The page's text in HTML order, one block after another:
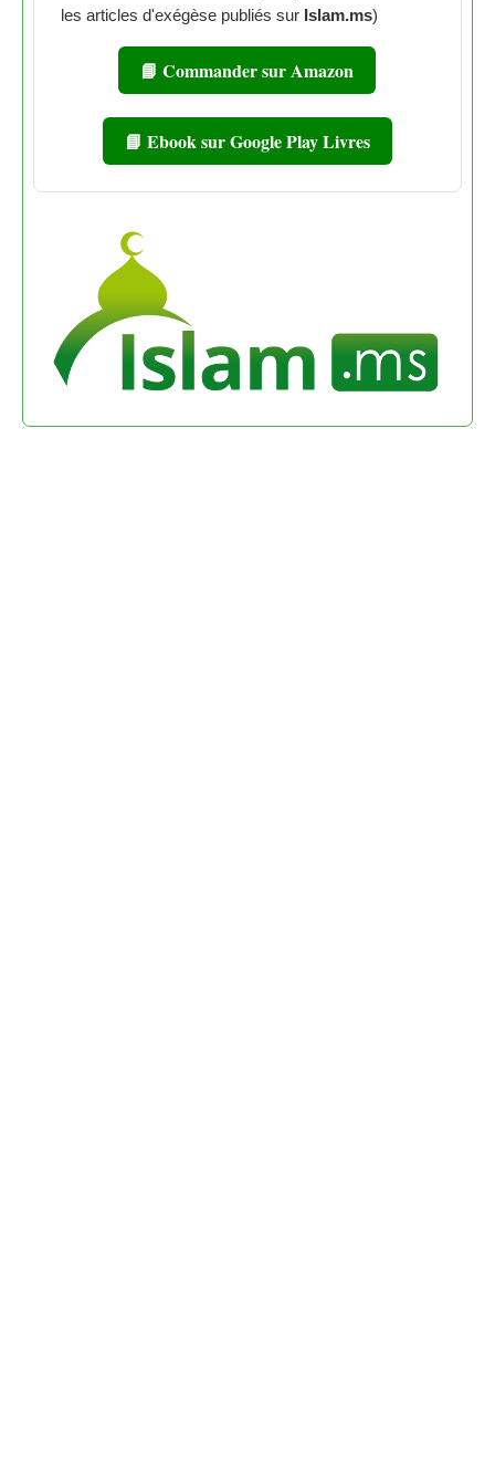
les articles d'exégèse publiés sur Islam.ms)
📘 Commander sur Amazon
📘 Ebook sur Google Play Livres